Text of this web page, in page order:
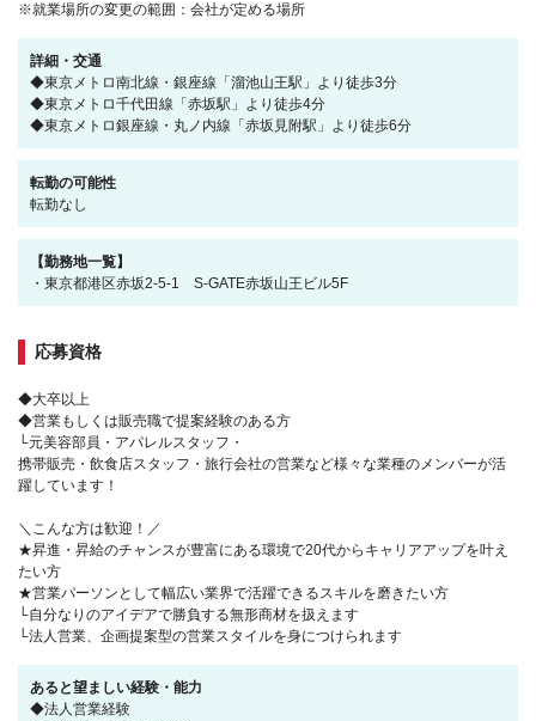
※就業場所の変更の範囲：会社が定める場所
詳細・交通
◆東京メトロ南北線・銀座線「溜池山王駅」より徒歩3分
◆東京メトロ千代田線「赤坂駅」より徒歩4分
◆東京メトロ銀座線・丸ノ内線「赤坂見附駅」より徒歩6分
転勤の可能性
転勤なし
【勤務地一覧】
・東京都港区赤坂2-5-1 S-GATE赤坂山王ビル5F
応募資格
◆大卒以上
◆営業もしくは販売職で提案経験のある方
└元美容部員・アパレルスタッフ・
携帯販売・飲食店スタッフ・旅行会社の営業など様々な業種のメンバーが活
躍しています！
＼こんな方は歓迎！／
★昇進・昇給のチャンスが豊富にある環境で20代からキャリアアップを叶え
たい方
★営業パーソンとして幅広い業界で活躍できるスキルを磨きたい方
└自分なりのアイデアで勝負する無形商材を扱えます
└法人営業、企画提案型の営業スタイルを身につけられます
あると望ましい経験・能力
◆法人営業経験